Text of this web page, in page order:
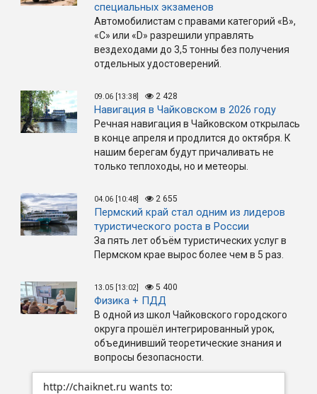
http://chaiknet.ru wants to:
специальных экзаменов
Автомобилистам с правами категорий «B»,
«C» или «D» разрешили управлять
вездеходами до 3,5 тонны без получения
отдельных удостоверений.
09.06 [13:38] 2 428
Навигация в Чайковском в 2026 году
Речная навигация в Чайковском открылась
в конце апреля и продлится до октября. К
нашим берегам будут причаливать не
только теплоходы, но и метеоры.
04.06 [10:48] 2 655
Пермский край стал одним из лидеров
туристического роста в России
За пять лет объём туристических услуг в
Пермском крае вырос более чем в 5 раз.
13.05 [13:02] 5 400
Физика + ПДД
В одной из школ Чайковского городского
округа прошёл интегрированный урок,
объединивший теоретические знания и
вопросы безопасности.